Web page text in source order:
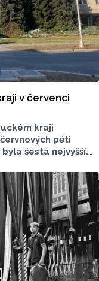
v červenci
kraji
pěti
šestá nejvyšší.
dnes zveřejnil Úřad
a mají
Nezaměstnanost
desetiny